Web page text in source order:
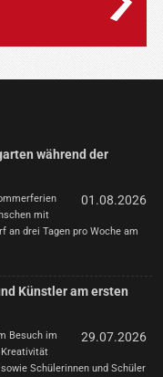
während der
01.08.2026
mit
an drei Tagen pro Woche am
Künstler am ersten
29.07.2026
Besuch im
Schülerinnen und Schüler